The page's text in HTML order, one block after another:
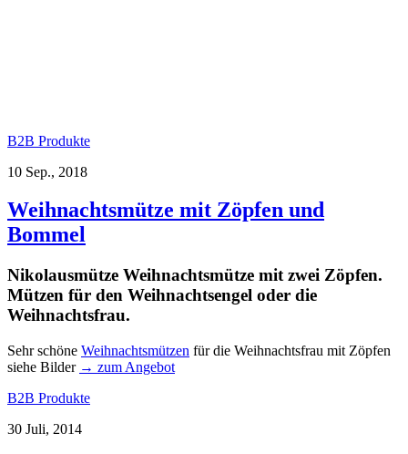
B2B Produkte
10 Sep., 2018
Weihnachtsmütze mit Zöpfen und
Bommel
Nikolausmütze Weihnachtsmütze mit zwei Zöpfen.
Mützen für den Weihnachtsengel oder die
Weihnachtsfrau.
Sehr schöne Weihnachtsmützen für die Weihnachtsfrau mit Zöpfen
siehe Bilder → zum Angebot
B2B Produkte
30 Juli, 2014